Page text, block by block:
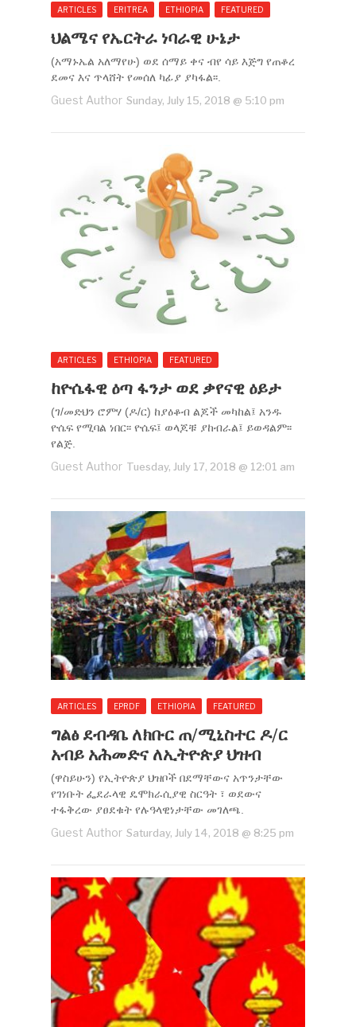
ARTICLES ERITREA ETHIOPIA FEATURED
ህልሜና የኤርትራ ነባራዊ ሁኔታ
(አማኑኤል አለማየሁ) ወደ ሰማይ ቀና ብየ ሳይ እጅግ የጠቆረ
ደመና እና ጥላሸት የመሰለ ካፊያ ያካፋል፡፡.
Guest Author Sunday, July 15, 2018 @ 5:10 pm
ARTICLES ETHIOPIA FEATURED
ከዮሴፋዊ ዕጣ ፋንታ ወደ ቃየናዊ ዕይታ
(ገ/መድህን ሮምሃ (ዶ/ር) ከያዕቆብ ልጆች መካከል፤ አንዱ
ዮሴፍ የሚባል ነበር፡፡ ዮሴፍ፤ ወላጆቹ ያከብራል፤ ይወዳልም፡፡
የልጅ.
Guest Author Tuesday, July 17, 2018 @ 12:01 am
ARTICLES EPRDF ETHIOPIA FEATURED
ግልፅ ደብዳቤ ለክቡር ጠ/ሚኒስተር ዶ/ር
አብይ አሕመድና ለኢትዮጵያ ህዝብ
(ዋስይሁን) የኢትዮጵያ ህዝቦች በደማቸውና አጥንታቸው
የገነቡት ፌደራላዊ ዴሞክራሲያዊ ስርዓት ፣ ወደውና
ተፋቅረው ያፀደቁት የሉዓላዊነታቸው መገለጫ.
Guest Author Saturday, July 14, 2018 @ 8:25 pm